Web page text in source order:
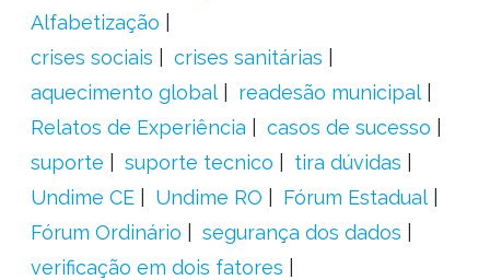
Alfabetização
crises sociais
crises sanitárias
aquecimento global
readesão municipal
Relatos de Experiência
casos de sucesso
suporte
suporte tecnico
tira dúvidas
Undime CE
Undime RO
Fórum Estadual
Fórum Ordinário
segurança dos dados
verificação em dois fatores